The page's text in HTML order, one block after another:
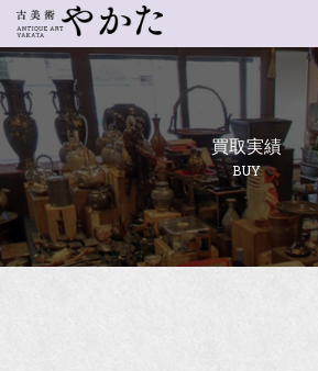
買取実績
BUY